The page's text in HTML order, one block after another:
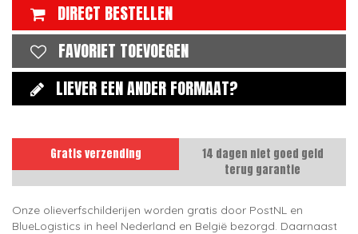
DIRECT BESTELLEN
FAVORIET TOEVOEGEN
LIEVER EEN ANDER FORMAAT?
Gratis verzending
14 dagen niet goed geld
terug garantie
Onze olieverfschilderijen worden gratis door PostNL en
BlueLogistics in heel Nederland en België bezorgd. Daarnaast